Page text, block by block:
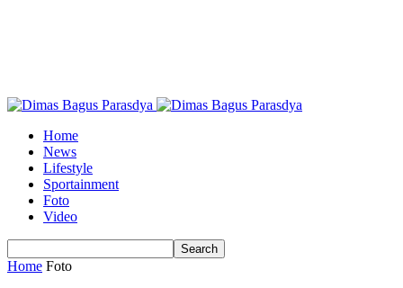
Home
News
Lifestyle
Sportainment
Foto
Video
Home Foto